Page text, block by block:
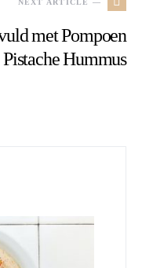
met Pompoen
Pistache Hummus